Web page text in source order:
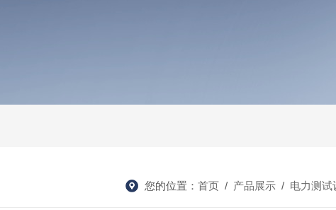
您的位置： 首页 / 产品展示 / 电力测试